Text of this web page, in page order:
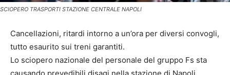
SCIOPERO TRASPORTI STAZIONE CENTRALE NAPOLI
Cancellazioni, ritardi intorno a un’ora per diversi convogli,
tutto esaurito sui treni garantiti.
Lo sciopero nazionale del personale del gruppo Fs sta